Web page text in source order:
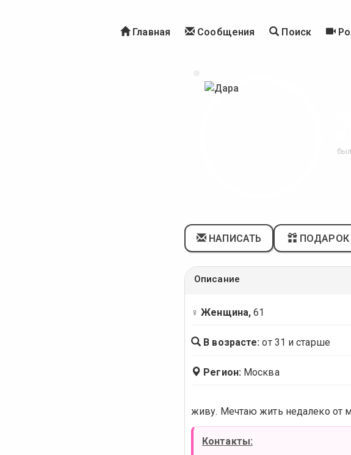
Главная Сообщения Поиск
НАПИСАТЬ ПОДАРОК
Описание
♀ Женщина, 61
В возрасте: от 31 и старше
Регион: Москва
живу. Мечтаю жить недалеко от
Контакты: